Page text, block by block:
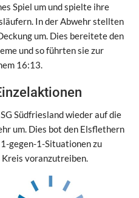
Spiel um und spielte ihre
In der Abwehr stellten
um. Dies bereitete den
und so führten sie zur
16:13.
Südfriesland wieder auf die
um. Dies bot den Elsflethern
gegen-1-Situationen zu
Kreis voranzutreiben.